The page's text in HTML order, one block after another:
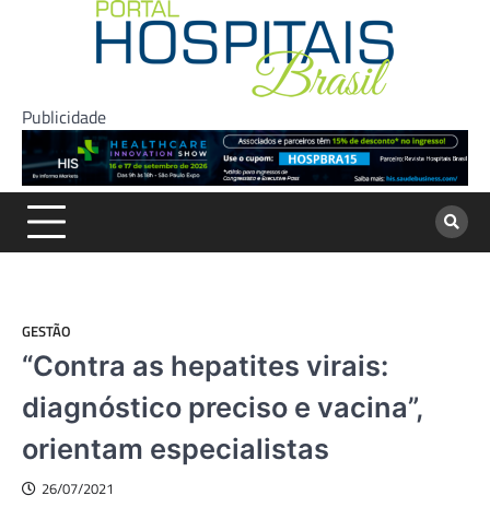
Publicidade
GESTÃO
“Contra as hepatites virais:
diagnóstico preciso e vacina”,
orientam especialistas
26/07/2021